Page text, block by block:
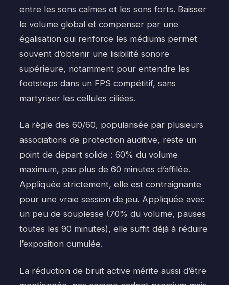
entre les sons calmes et les sons forts. Baisser
le volume global et compenser par une
égalisation qui renforce les médiums permet
souvent d’obtenir une lisibilité sonore
supérieure, notamment pour entendre les
footsteps dans un FPS compétitif, sans
martyriser les cellules ciliées.
La règle des 60/60, popularisée par plusieurs
associations de protection auditive, reste un
point de départ solide : 60% du volume
maximum, pas plus de 60 minutes d’affilée.
Appliquée strictement, elle est contraignante
pour une vraie session de jeu. Appliquée avec
un peu de souplesse (70% du volume, pauses
toutes les 90 minutes), elle suffit déjà à réduire
l’exposition cumulée.
La réduction de bruit active mérite aussi d’être